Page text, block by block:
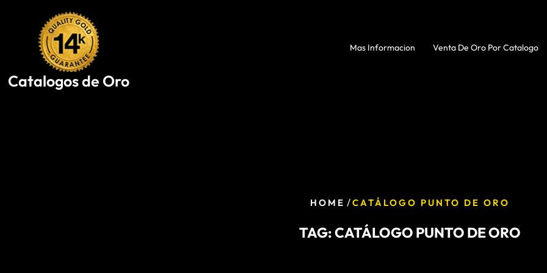
Catalogos de Oro
Mas Informacion Venta De Oro Por Catalogo
HOME /CATÁLOGO PUNTO DE ORO
TAG:CATÁLOGO PUNTO DE ORO